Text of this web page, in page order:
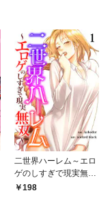
二世界ハーレム～エロ
ゲのしすぎで現実無双
～１198